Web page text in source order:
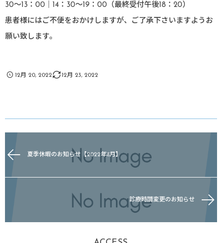
30～13：00｜14：30～19：00（最終受付午後18：20）
患者様にはご不便をおかけしますが、ご了承下さいますようお
願い致します。
12月 20, 2022 12月 23, 2022
夏季休暇のお知らせ【2022年8月】
診療時間変更のお知らせ